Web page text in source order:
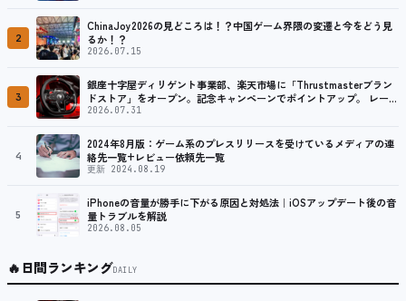
2
ChinaJoy2026の見どころは！？中国ゲーム界隈の変遷と今をどう見
るか！？
2026.07.15
3
銀座十字屋ディリゲント事業部、楽天市場に「Thrustmasterブラン
ドストア」をオープン。記念キャンペーンでポイントアップ。 レーシ
ング／フライトシム向けコントローラーを中心に、幅広くラインナッ
2026.07.31
4
2024年8月版：ゲーム系のプレスリリースを受けているメディアの連
絡先一覧+レビュー依頼先一覧
更新 2024.08.19
5
iPhoneの音量が勝手に下がる原因と対処法｜iOSアップデート後の音
量トラブルを解説
2026.08.05
🔥日間ランキングDAILY